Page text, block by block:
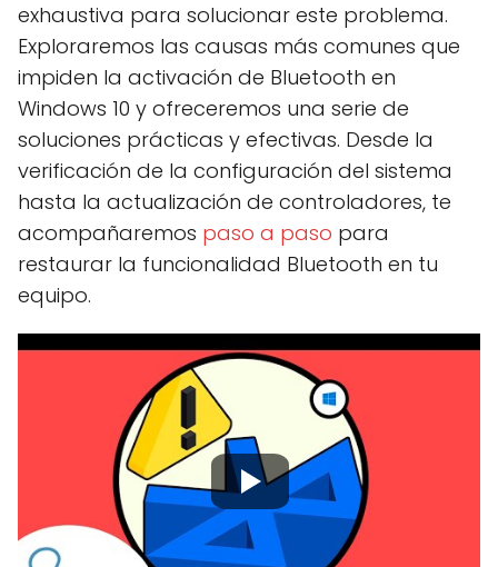
exhaustiva para solucionar este problema.
Exploraremos las causas más comunes que
impiden la activación de Bluetooth en
Windows 10 y ofreceremos una serie de
soluciones prácticas y efectivas. Desde la
verificación de la configuración del sistema
hasta la actualización de controladores, te
acompañaremos paso a paso para
restaurar la funcionalidad Bluetooth en tu
equipo.